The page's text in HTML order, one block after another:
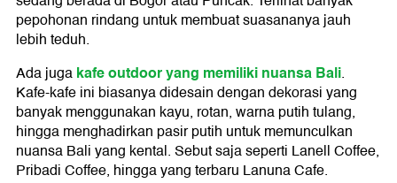
pepohonan rindang untuk membuat suasananya jauh
lebih teduh.
Ada jugakafe outdoor yang memiliki nuansa Bali.
Kafe-kafe ini biasanya didesain dengan dekorasi yang
banyak menggunakan kayu, rotan, warna putih tulang,
hingga menghadirkan pasir putih untuk memunculkan
nuansa Bali yang kental. Sebut saja seperti Lanell Coffee,
Pribadi Coffee, hingga yang terbaru Lanuna Cafe.